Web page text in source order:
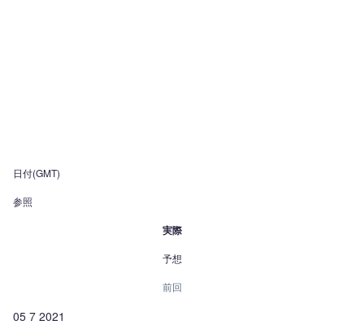
日付(GMT)
参照
実際
予想
前回
05 7 2021